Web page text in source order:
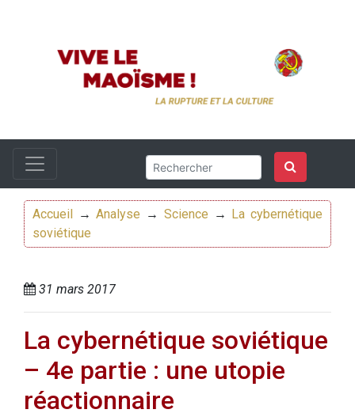
Accueil →Analyse → Science →
La cybernétique
soviétique
31 mars 2017
La cybernétique soviétique
– 4e partie : une utopie
réactionnaire